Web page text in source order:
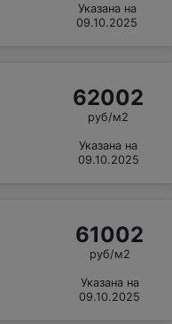
Указана на
09.10.2025
62002
руб/м2
Указана на
09.10.2025
61002
руб/м2
Указана на
09.10.2025